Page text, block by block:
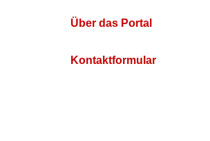
Über das Portal
Kontaktformular